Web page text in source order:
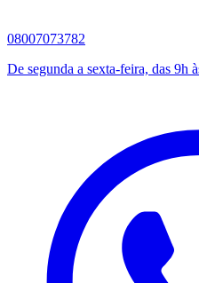
08007073782
De segunda a sexta-feira, das 9h